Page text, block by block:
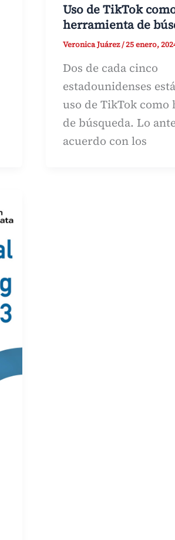
Uso de TikTok
herramienta de
Veronica Juárez/25 enero,
Dos de cada cinco
estadounidenses
uso de TikTok
de búsqueda. Lo
acuerdo con los